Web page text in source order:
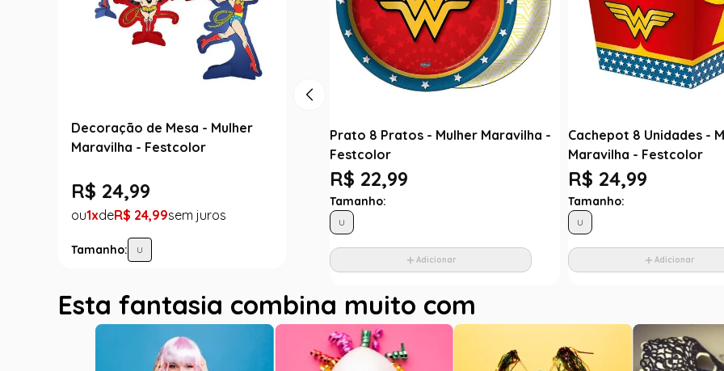
Decoração de Mesa - Mulher
Maravilha - Festcolor
R$ 24,99
1 R$ 24,99
Tamanho: U
Prato 8 Pratos - Mulher Maravilha -
Festcolor
R$ 22,99
Tamanho:
U
Adicionar
Cachepot 8 Unidades -
Maravilha - Festcolor
R$ 24,99
Tamanho:
U
Adicionar
Esta fantasia combina muito com